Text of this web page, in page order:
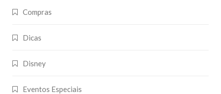
Compras
Dicas
Disney
Eventos Especiais